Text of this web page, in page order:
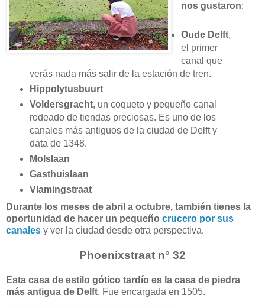
nos gustaron:
Oude Delft,
el primer
canal que
verás nada más salir de la estación de tren.
Hippolytusbuurt
Voldersgracht, un coqueto y pequeño canal
rodeado de tiendas preciosas. Es uno de los
canales más antiguos de la ciudad de Delft y
data de 1348.
Molslaan
Gasthuislaan
Vlamingstraat
Durante los meses de abril a octubre, también tienes la
oportunidad de hacer un pequeño crucero por sus
canales y ver la ciudad desde otra perspectiva.
Phoenixstraat n° 32
Esta casa de estilo gótico tardío es la casa de piedra
más antigua de Delft. Fue encargada en 1505.